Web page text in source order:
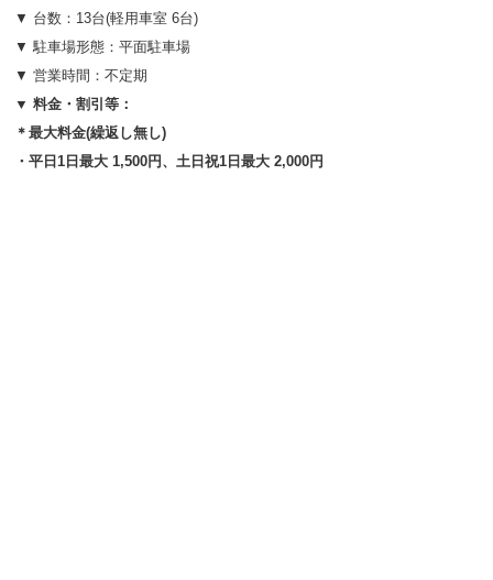
▼ 台数：13台(軽用車室 6台)
▼ 駐車場形態：平面駐車場
▼ 営業時間：不定期
▼ 料金・割引等：
＊最大料金(繰返し無し)
・平日1日最大 1,500円、土日祝1日最大 2,000円